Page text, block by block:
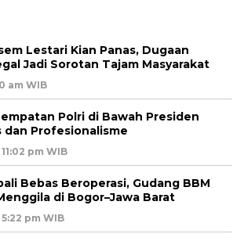
Lestari Kian Panas, Dugaan
Jadi Sorotan Tajam Masyarakat
am WIB
Polri di Bawah Presiden
dan Profesionalisme
pm WIB
Bebas Beroperasi, Gudang BBM
di Bogor–Jawa Barat
pm WIB